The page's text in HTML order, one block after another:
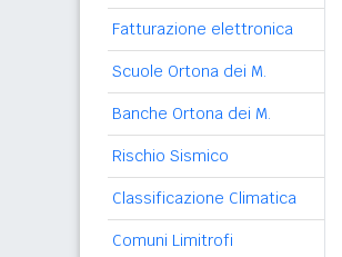
Fatturazione elettronica
Scuole Ortona dei M.
Banche Ortona dei M.
Rischio Sismico
Classificazione Climatica
Comuni Limitrofi